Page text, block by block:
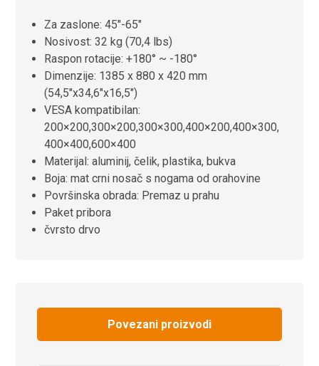
Za zaslone: ​​45″-65″
Nosivost: 32 kg (70,4 lbs)
Raspon rotacije: +180° ~ -180°
Dimenzije: 1385 x 880 x 420 mm
(54,5″x34,6″x16,5″)
VESA kompatibilan:
200×200,300×200,300×300,400×200,400×300,
400×400,600×400
Materijal: aluminij, čelik, plastika, bukva
Boja: mat crni nosač s nogama od orahovine
Površinska obrada: Premaz u prahu
Paket pribora
čvrsto drvo
Povezani proizvodi